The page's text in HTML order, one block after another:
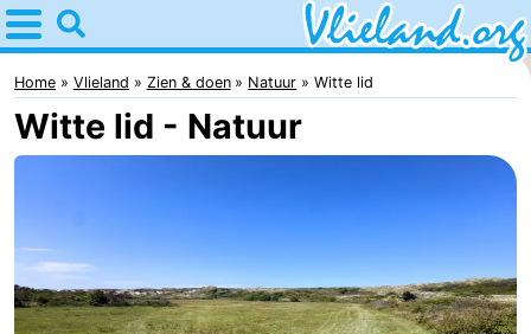
Home
Vlieland
Tips
Overnachten
Home Vlieland Zien & doen Natuur Witte lid
Witte lid - Natuur